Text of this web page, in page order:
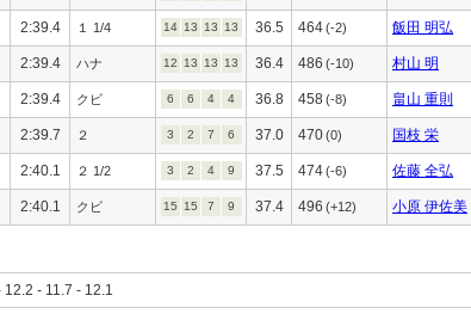
2:39.4 １ 1/4 14 13 13 13 36.5 464(-2) 飯田 明弘
2:39.4 ハナ 12 13 13 13 36.4 486 (-10) 村山 明
2:39.4 クビ 6 6 4 4 36.8 458(-8) 畠山 重則
2:39.7 ２ 3 2 7 6 37.0 470(0) 国枝 栄
2:40.1 ２ 1/2 3 2 4 9 37.5 474(-6) 佐藤 全弘
2:40.1 クビ 15 15 7 9 37.4 496 (+12) 小原 伊佐美
- 11.7 - 12.1